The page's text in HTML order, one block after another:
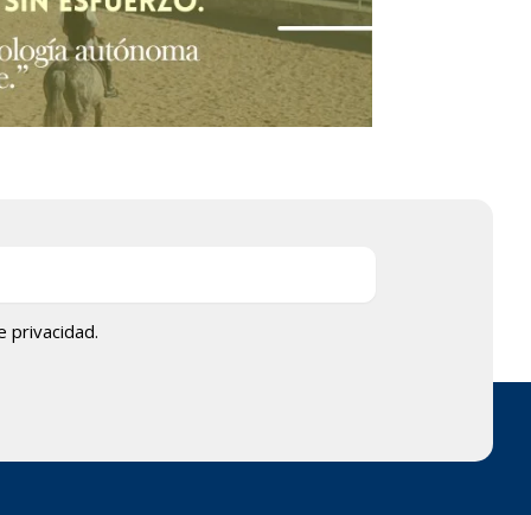
privacidad.